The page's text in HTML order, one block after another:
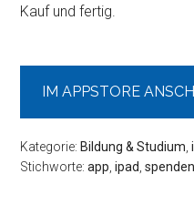
Kauf und fertig.
IM APPSTORE
Kategorie: Bildung & Studium ,
Stichworte:app ,ipad ,spenden